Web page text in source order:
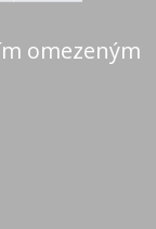
omezeným